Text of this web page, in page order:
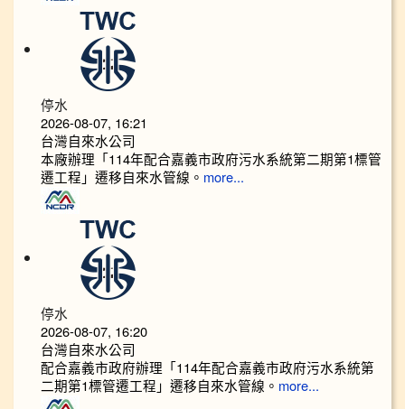
停水
2026-08-07, 16:21
台灣自來水公司
本廠辦理「114年配合嘉義市政府污水系統第二期第1標管
遷工程」遷移自來水管線。 more...
停水
2026-08-07, 16:20
台灣自來水公司
配合嘉義市政府辦理「114年配合嘉義市政府污水系統第
二期第1標管遷工程」遷移自來水管線。 more...